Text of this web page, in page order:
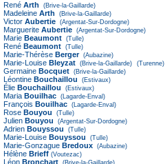
René Arth (Brive-la-Gaillarde)
Madeleine Arth (Brive-la-Gaillarde)
Victor Aubertie (Argentat-Sur-Dordogne)
Marguerite Aubertie (Argentat-Sur-Dordogne)
Marie Beaumont (Tulle)
René Beaumont (Tulle)
Marie-Thérèse Berger (Aubazine)
Marie-Louise Bleyzat (Brive-la-Gaillarde) (Turenne)
Germaine Bocquet (Brive-la-Gaillarde)
Léontine Bouchaillou (Estivaux)
Élie Bouchaillou (Estivaux)
Maria Bouilhac (Lagarde-Enval)
François Bouilhac (Lagarde-Enval)
Rose Bouyou (Tulle)
Julien Bouyou (Argentat-Sur-Dordogne)
Adrien Bouyssou (Tulle)
Marie-Louise Bouyssou (Tulle)
Marie-Gonzague Bredoux (Aubazine)
Hélène Brieff (Voutezac)
Léon Bronchart (Brive-la-Gaillarde)